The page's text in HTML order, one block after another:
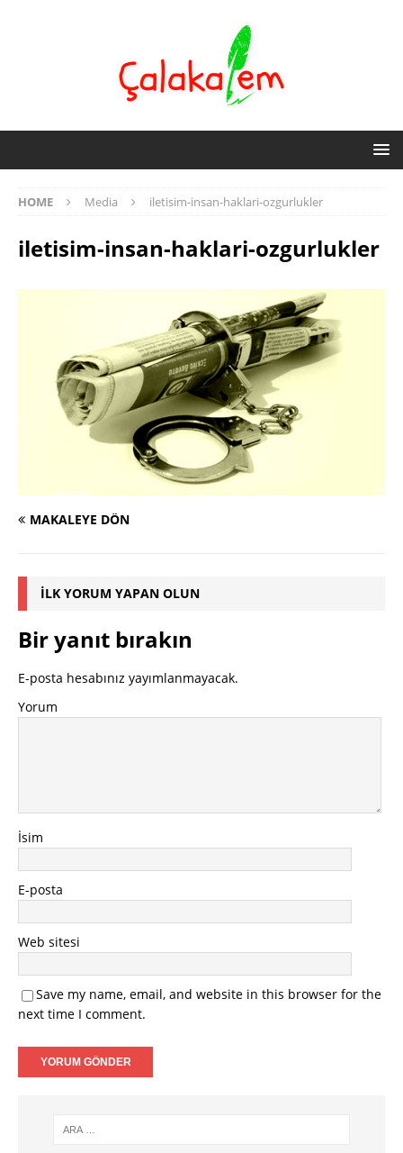
HOME Media iletisim-insan-haklari-ozgurlukler
iletisim-insan-haklari-ozgurlukler
MAKALEYE DÖN
İLK YORUM YAPAN OLUN
Bir yanıt bırakın
E-posta hesabınız yayımlanmayacak.
Yorum
İsim
E-posta
Web sitesi
Save my name, email, and website in this browser for the
next time I comment.